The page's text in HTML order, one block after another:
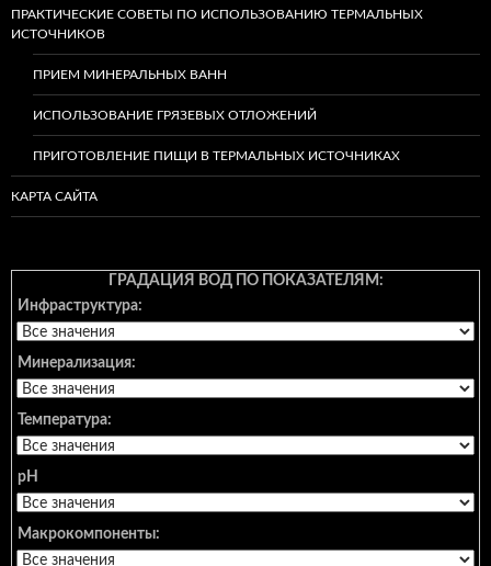
ПРАКТИЧЕСКИЕ СОВЕТЫ ПО ИСПОЛЬЗОВАНИЮ ТЕРМАЛЬНЫХ
ИСТОЧНИКОВ
ПРИЕМ МИНЕРАЛЬНЫХ ВАНН
ИСПОЛЬЗОВАНИЕ ГРЯЗЕВЫХ ОТЛОЖЕНИЙ
ПРИГОТОВЛЕНИЕ ПИЩИ В ТЕРМАЛЬНЫХ ИСТОЧНИКАХ
КАРТА САЙТА
ГРАДАЦИЯ ВОД ПО ПОКАЗАТЕЛЯМ:
Инфраструктура:
Минерализация:
Температура:
pH
Макрокомпоненты: